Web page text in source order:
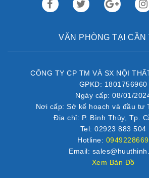
VĂN PHÒNG TẠI CẦN
CÔNG TY CP TM VÀ SX NỘI
GPKD: 1801756960
Ngày cấp: 08/01/
Nơi cấp: Sở kế hoạch và đầu tư
Địa chỉ: P. Bình Thủy, Tp.
Tel: 02923 883 504
Hotline: 0949228669
Email:
Xem Bản Đồ